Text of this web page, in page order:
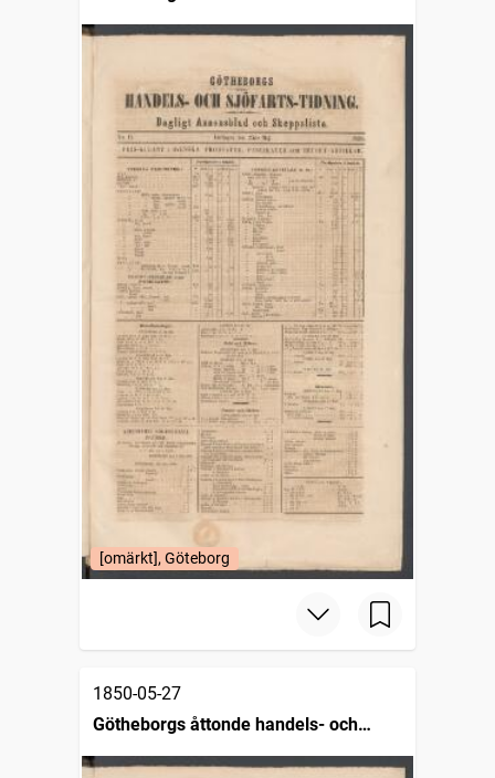
sjöfartstidning, dagligt annonsblad och
skeppslista
[omärkt], Göteborg
1850-05-27
Götheborgs åttonde handels- och